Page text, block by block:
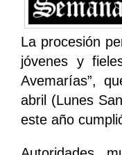
La procesión
jóvenes y
Avemarías”,
abril (Lunes
este año